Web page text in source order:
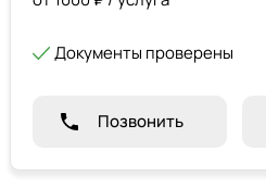
Документы проверены
Позвонить